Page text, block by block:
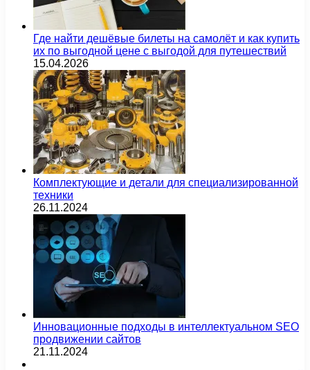
Где найти дешёвые билеты на самолёт и как купить
их по выгодной цене с выгодой для путешествий
15.04.2026
Комплектующие и детали для специализированной
техники
26.11.2024
Инновационные подходы в интеллектуальном SEO
продвижении сайтов
21.11.2024